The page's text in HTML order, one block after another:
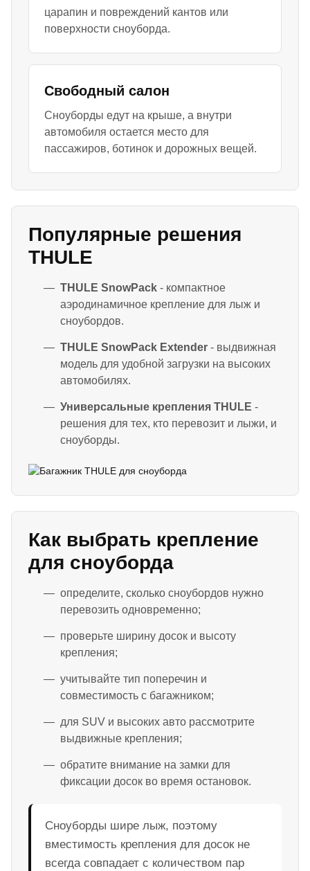
царапин и повреждений кантов или
поверхности сноуборда.
Свободный салон
Сноуборды едут на крыше, а внутри
автомобиля остается место для
пассажиров, ботинок и дорожных вещей.
Популярные решения
THULE
THULE SnowPack - компактное
аэродинамичное крепление для лыж и
сноубордов.
THULE SnowPack Extender - выдвижная
модель для удобной загрузки на высоких
автомобилях.
Универсальные крепления THULE -
решения для тех, кто перевозит и лыжи, и
сноуборды.
Как выбрать крепление
для сноуборда
определите, сколько сноубордов нужно
перевозить одновременно;
проверьте ширину досок и высоту
крепления;
учитывайте тип поперечин и
совместимость с багажником;
для SUV и высоких авто рассмотрите
выдвижные крепления;
обратите внимание на замки для
фиксации досок во время остановок.
Сноуборды шире лыж, поэтому
вместимость крепления для досок не
всегда совпадает с количеством пар